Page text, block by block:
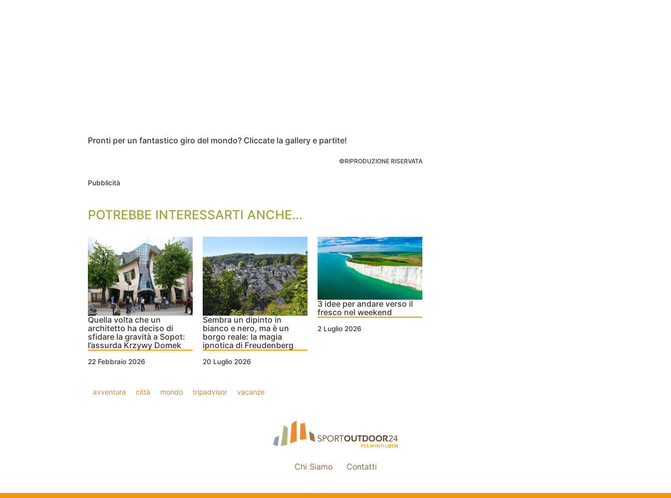
Pronti per un fantastico giro del mondo? Cliccate la gallery e partite!
©RIPRODUZIONE RISERVATA
Pubblicità
POTREBBE INTERESSARTI ANCHE...
Quella volta che un
architetto ha deciso di
sfidare la gravità a Sopot:
l’assurda Krzywy Domek
22 Febbraio 2026
Sembra un dipinto in
bianco e nero, ma è un
borgo reale: la magia
ipnotica di Freudenberg
20 Luglio 2026
3 idee per andare verso il
fresco nel weekend
2 Luglio 2026
avventura città mondo tripadvisor vacanze
Chi Siamo Contatti